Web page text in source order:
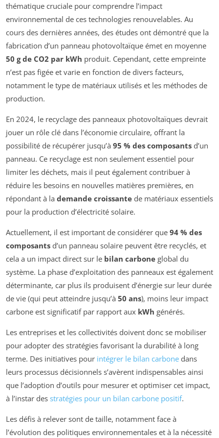
thématique cruciale pour comprendre l’impact
environnemental de ces technologies renouvelables. Au
cours des dernières années, des études ont démontré que la
fabrication d’un panneau photovoltaïque émet en moyenne
50 g de CO2 par kWh produit. Cependant, cette empreinte
n’est pas figée et varie en fonction de divers facteurs,
notamment le type de matériaux utilisés et les méthodes de
production.
En 2024, le recyclage des panneaux photovoltaïques devrait
jouer un rôle clé dans l’économie circulaire, offrant la
possibilité de récupérer jusqu’à 95 % des composants d’un
panneau. Ce recyclage est non seulement essentiel pour
limiter les déchets, mais il peut également contribuer à
réduire les besoins en nouvelles matières premières, en
répondant à la demande croissante de matériaux essentiels
pour la production d’électricité solaire.
Actuellement, il est important de considérer que 94 % des
composants d’un panneau solaire peuvent être recyclés, et
cela a un impact direct sur le bilan carbone global du
système. La phase d’exploitation des panneaux est également
déterminante, car plus ils produisent d’énergie sur leur durée
de vie (qui peut atteindre jusqu’à 50 ans), moins leur impact
carbone est significatif par rapport aux kWh générés.
Les entreprises et les collectivités doivent donc se mobiliser
pour adopter des stratégies favorisant la durabilité à long
terme. Des initiatives pour intégrer le bilan carbone dans
leurs processus décisionnels s’avèrent indispensables ainsi
que l’adoption d’outils pour mesurer et optimiser cet impact,
à l’instar des stratégies pour un bilan carbone positif.
Les défis à relever sont de taille, notamment face à
l’évolution des politiques environnementales et à la nécessité